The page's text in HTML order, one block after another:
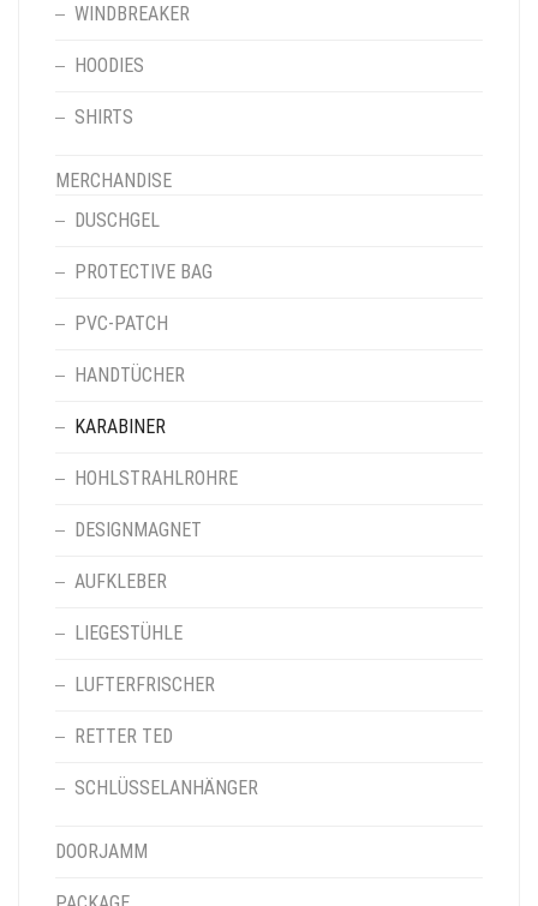
WINDBREAKER
HOODIES
SHIRTS
MERCHANDISE
DUSCHGEL
PROTECTIVE BAG
PVC-PATCH
HANDTÜCHER
KARABINER
HOHLSTRAHLROHRE
DESIGNMAGNET
AUFKLEBER
LIEGESTÜHLE
LUFTERFRISCHER
RETTER TED
SCHLÜSSELANHÄNGER
DOORJAMM